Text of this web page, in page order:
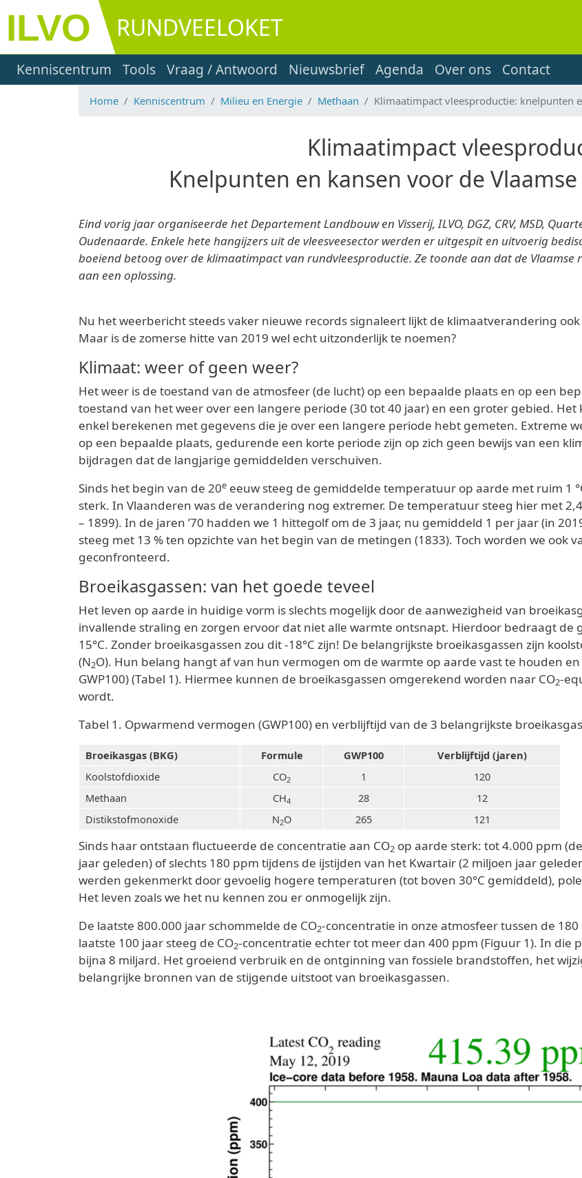
Overslaan en naar de inhoud gaan
RUNDVEELOKET
Main navigation
Kenniscentrum Tools Vraag / Antwoord Nieuwsbrief Agenda Over ons Contact
Home Kenniscentrum Milieu en Energie Methaan Klimaatimpact vleesproductie: knelpunten
Klimaatimpact
Knelpunten en kansen voor de
Eind vorig jaar organiseerde het Departement Landbouw en Visserij, ILVO, DGZ, CRV, MSD,
Oudenaarde. Enkele hete hangijzers uit de vleesveesector werden er uitgespit en uitvoerig
boeiend betoog over de klimaatimpact van rundvleesproductie. Ze toonde aan dat de
aan een oplossing.
Nu het weerbericht steeds vaker nieuwe records signaleert lijkt de klimaatverandering
Maar is de zomerse hitte van 2019 wel echt uitzonderlijk te noemen?
Klimaat: weer of geen weer?
Het weer is de toestand van de atmosfeer (de lucht) op een bepaalde plaats en op een
toestand van het weer over een langere periode (30 tot 40 jaar) en een groter gebied.
enkel berekenen met gegevens die je over een langere periode hebt gemeten. Extreme
op een bepaalde plaats, gedurende een korte periode zijn op zich geen bewijs van een
bijdragen dat de langjarige gemiddelden verschuiven.
Sinds het begin van de 20e eeuw steeg de gemiddelde temperatuur op aarde met ruim 1
sterk. In Vlaanderen was de verandering nog extremer. De temperatuur steeg hier met
– 1899). In de jaren ’70 hadden we 1 hittegolf om de 3 jaar, nu gemiddeld 1 per jaar (in
steeg met 13 % ten opzichte van het begin van de metingen (1833). Toch worden we ook
geconfronteerd.
Broeikasgassen: van het goede teveel
Het leven op aarde in huidige vorm is slechts mogelijk door de aanwezigheid van
invallende straling en zorgen ervoor dat niet alle warmte ontsnapt. Hierdoor bedraagt
15°C. Zonder broeikasgassen zou dit -18°C zijn! De belangrijkste broeikasgassen zijn
(N2O). Hun belang hangt af van hun vermogen om de warmte op aarde vast te houden
GWP100) (Tabel 1). Hiermee kunnen de broeikasgassen omgerekend worden naar CO2-
wordt.
Tabel 1. Opwarmend vermogen (GWP100) en verblijftijd van de 3 belangrijkste
Broeikasgas (BKG) Formule GWP100
Verblijftijd (jaren)
Koolstofdioxide
CO2 1
120
Methaan
CH4 28
12
Distikstofmonoxide
N2O 265 121
Sinds haar ontstaan fluctueerde de concentratie aan CO2 op aarde sterk: tot 4.000 ppm
jaar geleden) of slechts 180 ppm tijdens de ijstijden van het Kwartair (2 miljoen jaar
werden gekenmerkt door gevoelig hogere temperaturen (tot boven 30°C gemiddeld),
Het leven zoals we het nu kennen zou er onmogelijk zijn.
De laatste 800.000 jaar schommelde de CO2-concentratie in onze atmosfeer tussen de
laatste 100 jaar steeg de CO2-concentratie echter tot meer dan 400 ppm (Figuur 1). In die
bijna 8 miljard. Het groeiend verbruik en de ontginning van fossiele brandstoffen, het
belangrijke bronnen van de stijgende uitstoot van broeikasgassen.